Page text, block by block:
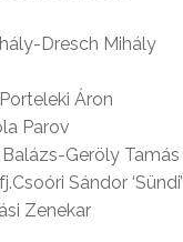
Dresch Mihály
Áron
Parov
Geröly Tamás
Sándor ‘Sündi’
Zenekar